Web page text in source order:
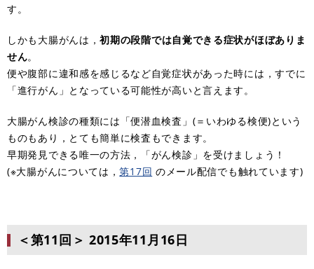
す。
しかも大腸がんは，初期の段階では自覚できる症状がほぼありま
せん。
便や腹部に違和感を感じるなど自覚症状があった時には，すでに
「進行がん」となっている可能性が高いと言えます。
大腸がん検診の種類には「便潜血検査」(＝いわゆる検便)という
ものもあり，とても簡単に検査もできます。
早期発見できる唯一の方法，「がん検診」を受けましょう！
(※大腸がんについては，第17回 のメール配信でも触れています)
＜第11回＞ 2015年11月16日